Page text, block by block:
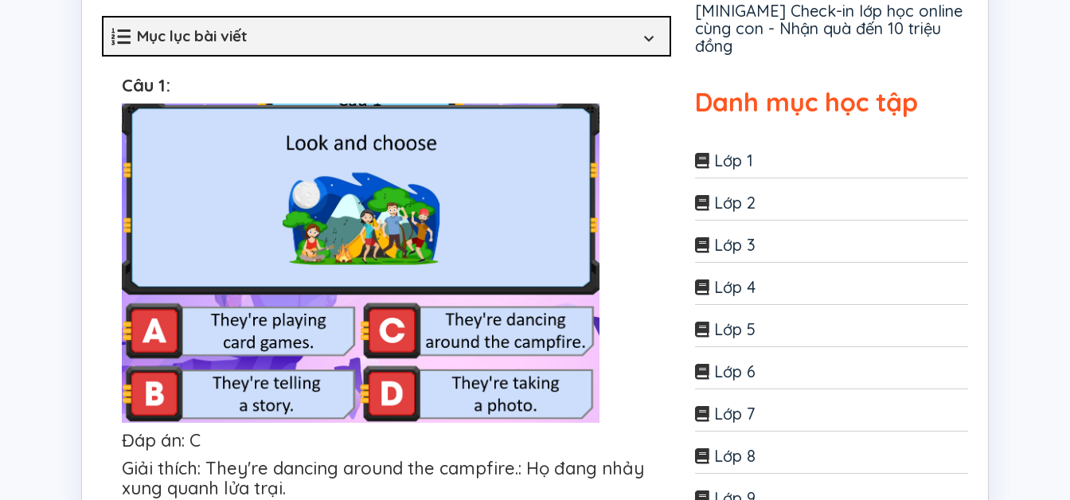
Mục lục bài viết
Câu 1:
Đáp án: C
Giải thích: They're dancing around the campfire.: Họ đang nhảy
xung quanh lửa trại.
[MINIGAME] Check-in lớp học online
cùng con - Nhận quà đến 10 triệu
đồng
Danh mục học tập
Lớp 1
Lớp 2
Lớp 3
Lớp 4
Lớp 5
Lớp 6
Lớp 7
Lớp 8